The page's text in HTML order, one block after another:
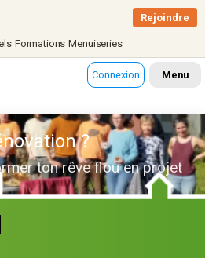
Formations Menuiseries
Rejoindre
Connexion Menu
?
ton rêve flou en projet